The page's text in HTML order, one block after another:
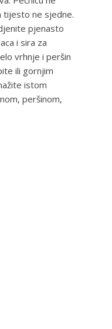
tijesto ne sjedne.
pjenasto
i sira za
vrhnje i peršin
ili gornjim
istom
peršinom,